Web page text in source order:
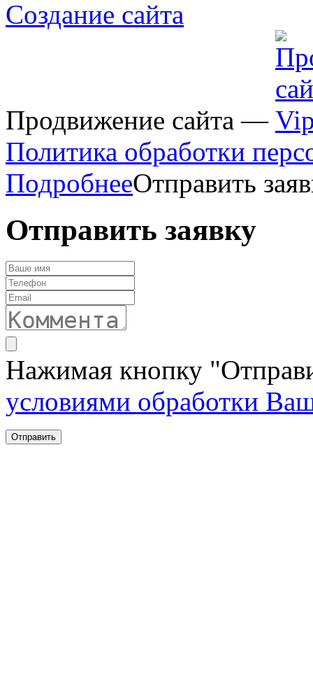
Создание сайта
Продвижение сайта —
Политика обработки
ПодробнееОтправить
Отправить заявку
Нажимая кнопку
условиями обработки